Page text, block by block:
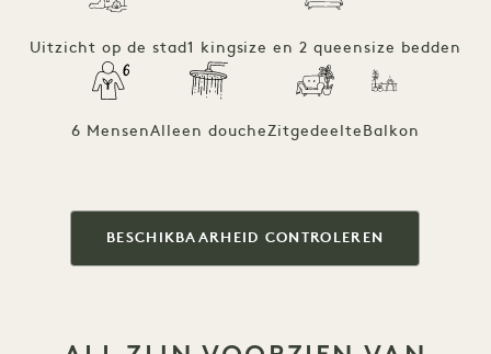
Uitzicht op de stad 1 kingsize en 2 queensize bedden
6 MensenAlleen doucheZitgedeelte Balkon
BESCHIKBAARHEID CONTROLEREN